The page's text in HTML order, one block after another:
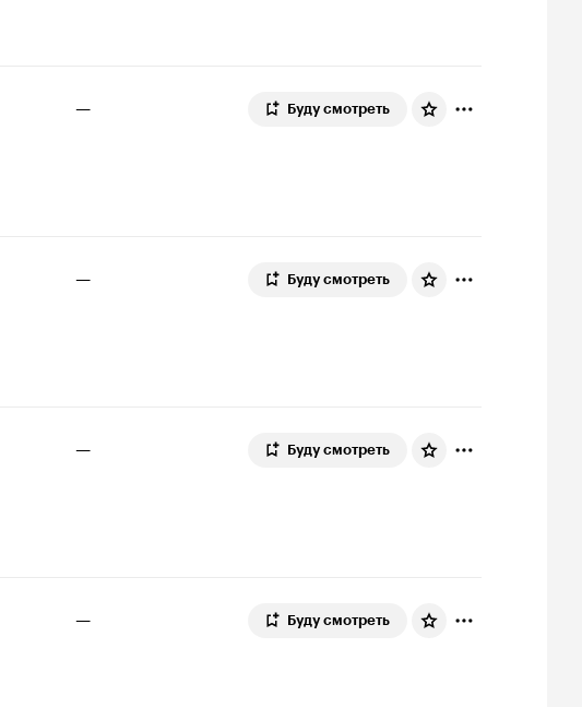
— Буду смотреть
— Буду смотреть
— Буду смотреть
— Буду смотреть